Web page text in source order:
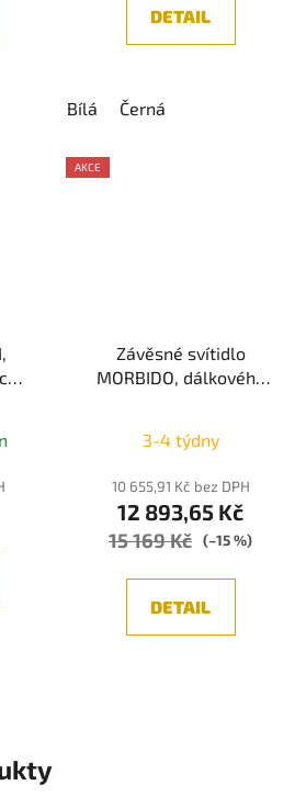
DETAIL
Bílá Černá
AKCE
Závěsné svítidlo
MORBIDO, dálkového
3-4 týdny
10 655,91 Kč bez DPH
12 893,65 Kč
15 169 Kč (–15 %)
DETAIL